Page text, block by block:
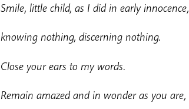
Smile, little child, as I did in early innocence,
knowing nothing, discerning nothing.
Close your ears to my words.
Remain amazed and in wonder as you are,